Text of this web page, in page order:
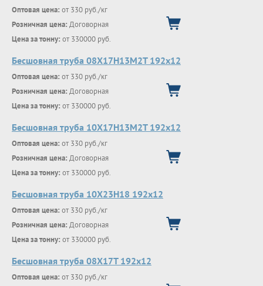
Оптовая цена: от 330 руб./кг
Розничная цена: Договорная
Цена за тонну: от 330000 руб.
Бесшовная труба 08Х17Н13М2Т 192х12
Оптовая цена: от 330 руб./кг
Розничная цена: Договорная
Цена за тонну: от 330000 руб.
Бесшовная труба 10Х17Н13М2Т 192х12
Оптовая цена: от 330 руб./кг
Розничная цена: Договорная
Цена за тонну: от 330000 руб.
Бесшовная труба 10Х23Н18 192х12
Оптовая цена: от 330 руб./кг
Розничная цена: Договорная
Цена за тонну: от 330000 руб.
Бесшовная труба 08Х17Т 192х12
Оптовая цена: от 330 руб./кг